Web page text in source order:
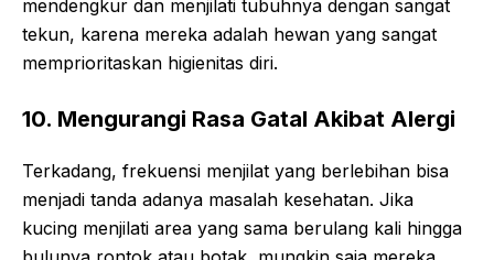
mendengkur dan menjilati tubuhnya dengan sangat
tekun, karena mereka adalah hewan yang sangat
memprioritaskan higienitas diri.
10. Mengurangi Rasa Gatal Akibat Alergi
Terkadang, frekuensi menjilat yang berlebihan bisa
menjadi tanda adanya masalah kesehatan. Jika
kucing menjilati area yang sama berulang kali hingga